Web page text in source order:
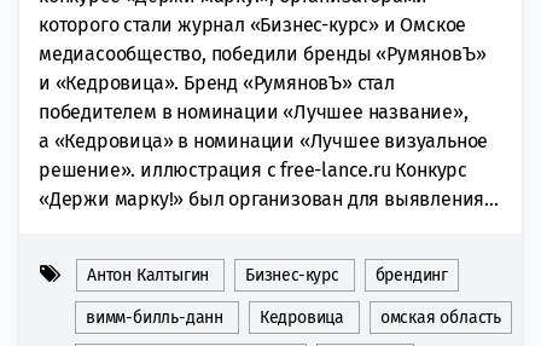
которого стали журнал «Бизнес-курс» и Омское
медиасообщество, победили бренды «РумяновЪ»
и «Кедровица». Бренд «РумяновЪ» стал
победителем в номинации «Лучшее название»,
а «Кедровица» в номинации «Лучшее визуальное
решение». иллюстрация с free-lance.ru Конкурс
«Держи марку!» был организован для выявления...
Антон Калтыгин Бизнес-курс брендинг
вимм-билль-данн Кедровица омская область